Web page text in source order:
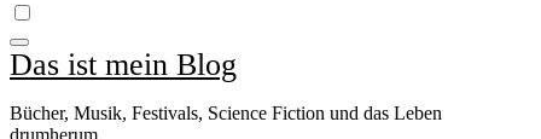
Das ist mein Blog
Bücher, Musik, Festivals, Science Fiction und das Leben
drumherum